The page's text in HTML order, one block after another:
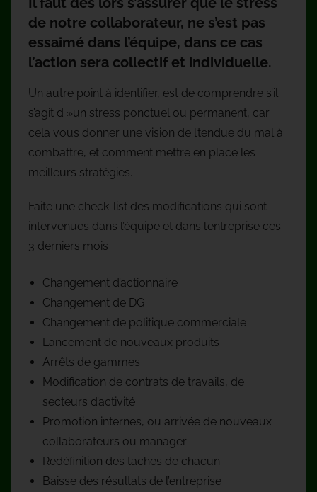
de notre collaborateur, ne s’est pas
essaimé dans l’équipe, dans ce cas
l’action sera collectif et individuelle.
Un autre point à identifier, est de comprendre s’il
s’agit d »un stress ponctuel ou permanent, car
cela vous donner une vision de l’tendue du mal à
combattre, et comment mettre en place les
meilleurs stratégies.
Faite une check-list des modifications qui sont
intervenues dans l’équipe et dans l’entreprise ces
3 derniers mois
Changement d’actionnaire
Changement de DG
Changement de politique commerciale
Lancement de nouveaux produits
Arrêts de gammes
Modification de contrats de travails, de
secteurs d’activité
Promotion internes, ou arrivée de nouveaux
collaborateurs ou manager
Redéfinition des taches de chacun
Baisse des résultats de l’entreprise